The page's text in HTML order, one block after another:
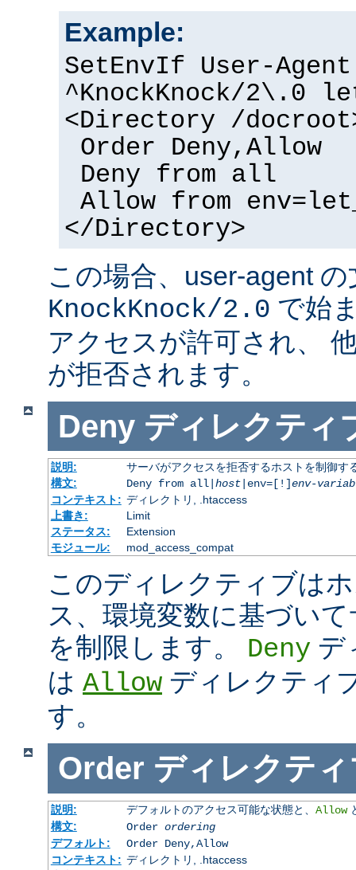
Example:
SetEnvIf User-Agent
^KnockKnock/2\.0
<Directory /
Order Deny,Allow
Deny from all
Allow from
</Directory>
この場合、user-agent
KnockKnock/2.0 で始
アクセスが許可され、
が拒否されます。
Deny ディレクティ
説明:
サーバがアクセスを拒否するホストを制御す
構文:
Deny from all| host|env=[!]env-
コンテキスト: ディレクトリ, .htaccess
上書き:
Limit
ステータス:
Extension
モジュール:
mod_access_compat
このディレクティブは
ス、環境変数に基づい
を制限します。 Deny デ
は Allow ディレクティ
す。
Order ディレクティ
説明: デフォルトのアクセス可能な状態と、 Allow
構文:
Order ordering
デフォルト:
Order Deny,Allow
コンテキスト: ディレクトリ, .htaccess